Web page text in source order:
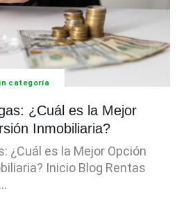
categoría
¿Cuál es la Mejor
Inmobiliaria?
¿Cuál es la Mejor Opción
Inicio Blog Rentas